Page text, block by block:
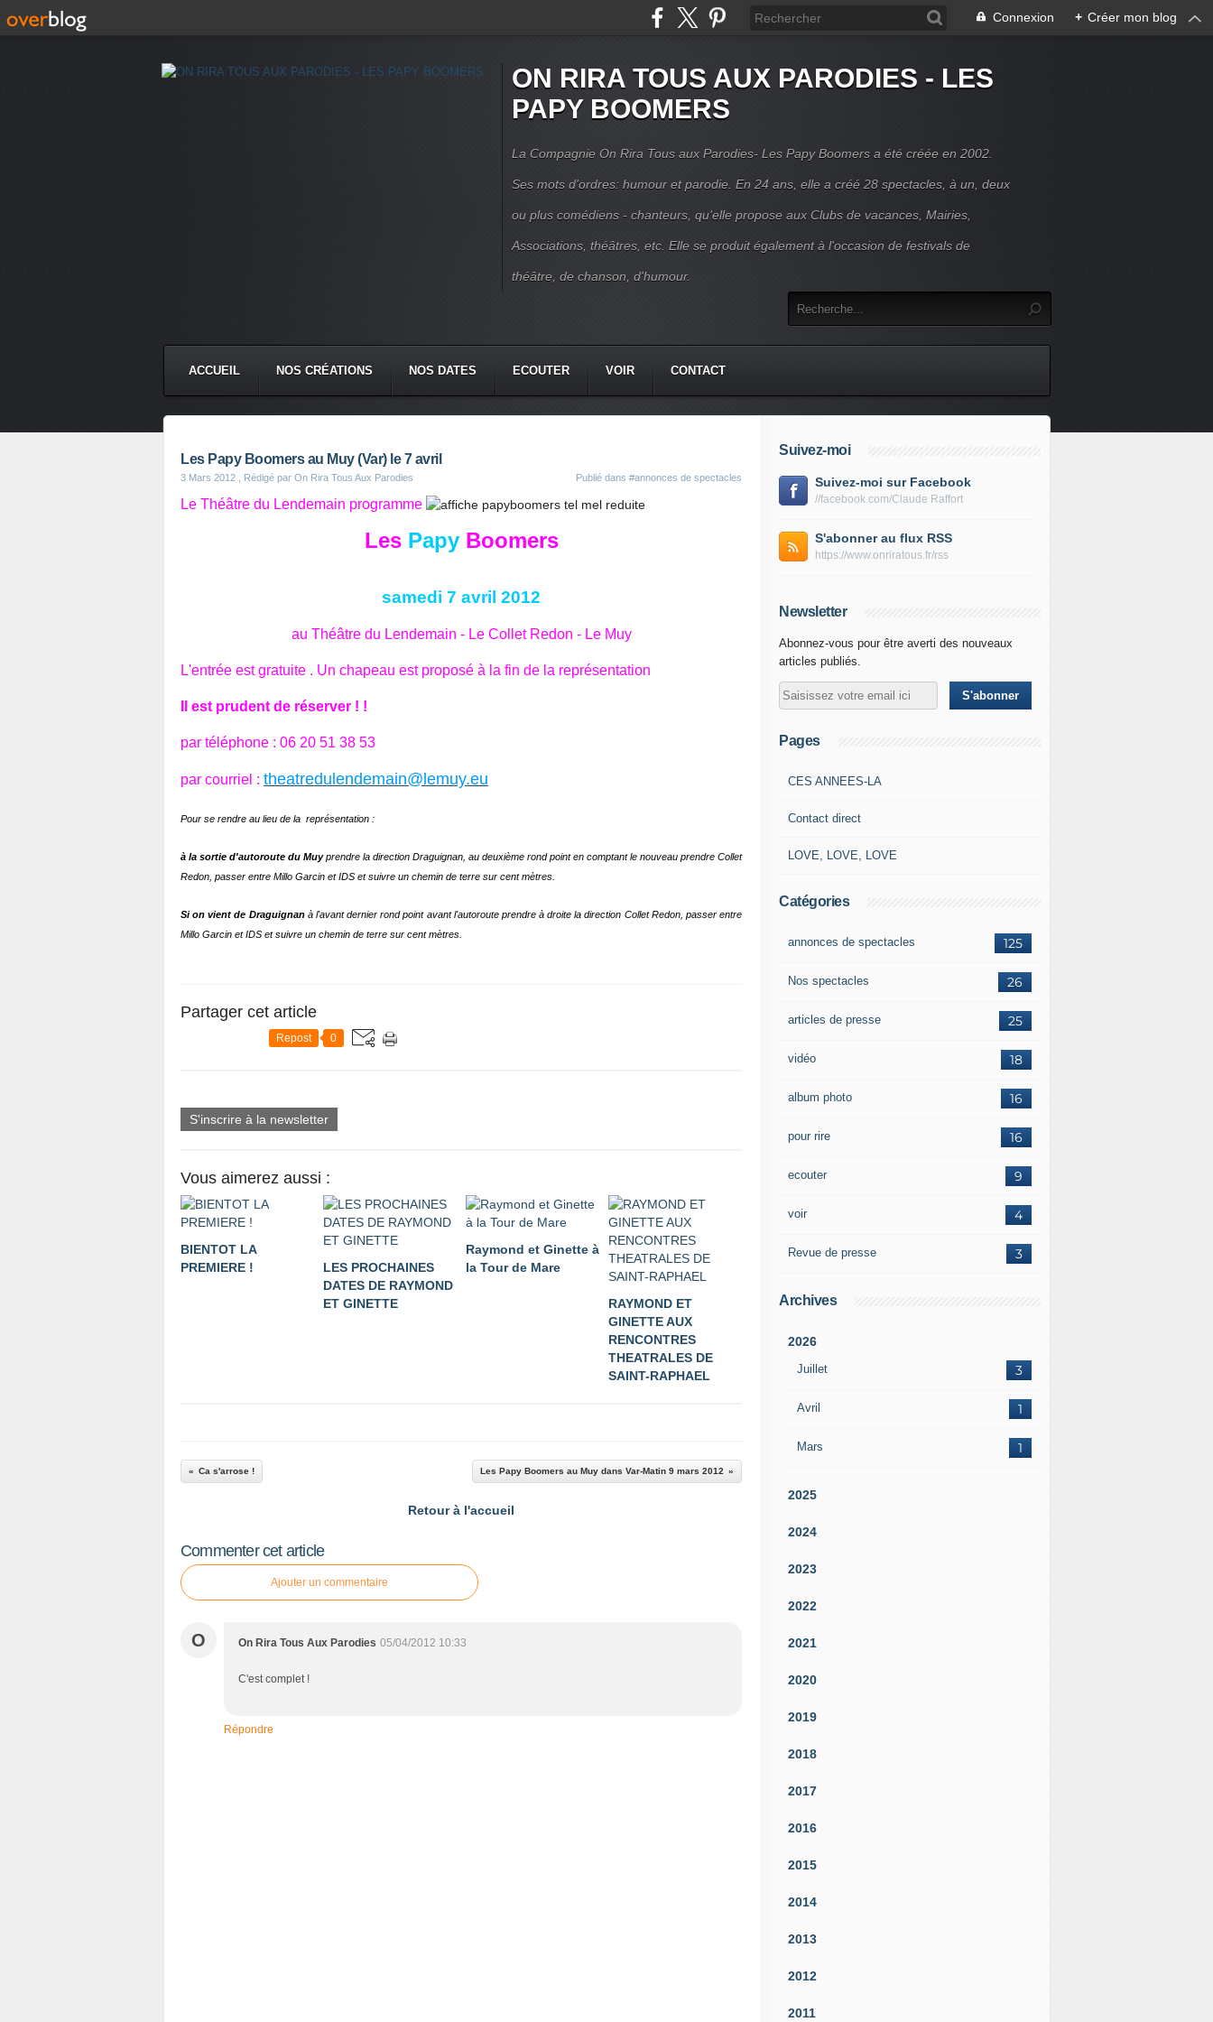
Connexion + Créer mon blog
ON RIRA TOUS AUX PARODIES - LES
PAPY BOOMERS
La Compagnie On Rira Tous aux Parodies- Les Papy Boomers a été créée en 2002.
Ses mots d'ordres: humour et parodie. En 24 ans, elle a créé 28 spectacles, à un, deux
ou plus comédiens - chanteurs, qu'elle propose aux Clubs de vacances, Mairies,
Associations, théâtres, etc. Elle se produit également à l'occasion de festivals de
théâtre, de chanson, d'humour.
ACCUEIL NOS CRÉATIONS NOS DATES ECOUTER VOIR CONTACT
Les Papy Boomers au Muy (Var) le 7 avril
3 Mars 2012 , Rédigé par On Rira Tous Aux Parodies Publié dans #annonces de spectacles
Le Théâtre du Lendemain programme
Les PapyBoomers
samedi 7 avril 2012
au Théâtre du Lendemain - Le Collet Redon - Le Muy
L'entrée est gratuite . Un chapeau est proposé à la fin de la représentation
Il est prudent de réserver ! !
par téléphone : 06 20 51 38 53
par courriel : theatredulendemain@lemuy.eu
Pour se rendre au lieu de la représentation :
à la sortie d'autoroute du Muyprendre la direction Draguignan, au deuxième rond point en comptant le nouveau prendre Collet
Redon, passer entre Millo Garcin et IDS et suivre un chemin de terre sur cent mètres.
Si on vient de Draguignanà l'avant dernier rond point avant l'autoroute prendre à droite la direction Collet Redon, passer entre
Millo Garcin et IDS et suivre un chemin de terre sur cent mètres.
Partager cet article
Repost 0
S'inscrire à la newsletter
Vous aimerez aussi :
BIENTOT LA
PREMIERE !
LES PROCHAINES
DATES DE RAYMOND
ET GINETTE
Raymond et Ginette à
la Tour de Mare
RAYMOND ET
GINETTE AUX
RENCONTRES
THEATRALES DE
SAINT-RAPHAEL
Ca s'arrose ! Les Papy Boomers au Muy dans Var-Matin 9 mars 2012
Retour à l'accueil
Commenter cet article
Ajouter un commentaire
O On Rira Tous Aux Parodies 05/04/2012 10:33
C'est complet !
Répondre
Suivez-moi
Suivez-moi sur Facebook
//facebook.com/Claude Raffort
S'abonner au flux RSS
https://www.onriratous.fr/rss
Newsletter
Abonnez-vous pour être averti des nouveaux
articles publiés.
Pages
CES ANNEES-LA
Contact direct
LOVE, LOVE, LOVE
Catégories
125
annonces de spectacles
26
Nos spectacles
25
articles de presse
18
vidéo
16
album photo
16
pour rire
9
ecouter
4
voir
3
Revue de presse
Archives
2026
Juillet 3
Avril 1
Mars 1
2025
2024
2023
2022
2021
2020
2019
2018
2017
2016
2015
2014
2013
2012
2011